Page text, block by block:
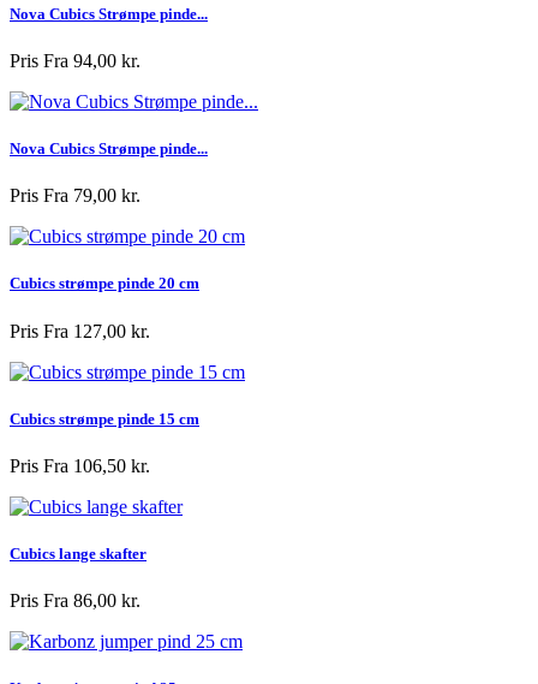
Nova Cubics Strømpe pinde...
Pris Fra 94,00 kr.
Nova Cubics Strømpe pinde...
Pris Fra 79,00 kr.
Cubics strømpe pinde 20 cm
Pris Fra 127,00 kr.
Cubics strømpe pinde 15 cm
Pris Fra 106,50 kr.
Cubics lange skafter
Pris Fra 86,00 kr.